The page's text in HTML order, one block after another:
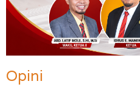
Opini